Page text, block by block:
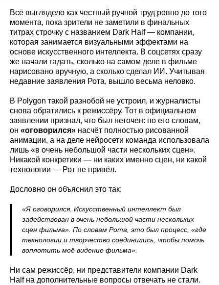
Всё выглядело как честный ручной труд ровно до того
момента, пока зрители не заметили в финальных
титрах строчку с названием Dark Half — компании,
которая занимается визуальными эффектами на
основе искусственного интеллекта. В соцсетях сразу
же начали гадать, сколько на самом деле в фильме
нарисовано вручную, а сколько сделал ИИ. Учитывая
недавние заявления Рота, вышло весьма неловко.
В Polygon такой разнобой не устроил, и журналисты
снова обратились к режиссёру. Тот в официальном
заявлении признал, что был неточен: по его словам,
он «оговорился» насчёт полностью рисованной
анимации, а на деле нейросети команда использовала
лишь «в очень небольшой части нескольких сцен».
Никакой конкретики — ни каких именно сцен, ни какой
технологии — Рот не привёл.
Дословно он объяснил это так:
«Я оговорился. Искусственный интеллект был
задействован в очень небольшой части нескольких
сцен фильма». По словам Рота, это был процесс, «где
технологии и творчество соединились, чтобы помочь
воплотить моё видение фильма».
Ни сам режиссёр, ни представители компании Dark
Half на дополнительные вопросы отвечать не стали.